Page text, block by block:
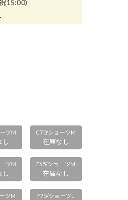
15:00)
ツM
し
C70/ショーツM
在庫なし
ツM
し
E65/ショーツM
在庫なし
ツM F75/ショーツL